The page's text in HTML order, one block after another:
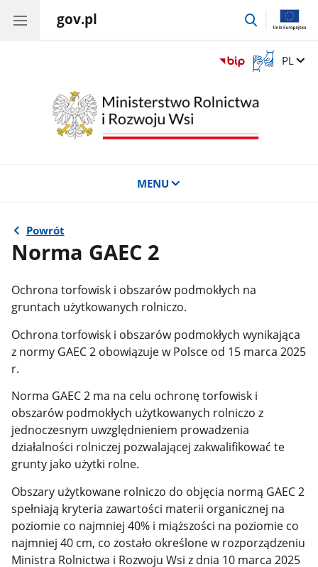
gov.pl
przejdź
Otwórz
okno
tłumaczem
migowego
Zmień
PL
MENU
Powrót
Norma GAEC 2
Ochrona torfowisk i obszarów podmokłych na
gruntach użytkowanych rolniczo.
Ochrona torfowisk i obszarów podmokłych wynikająca
z normy GAEC 2 obowiązuje w Polsce od 15 marca 2025
r.
Norma GAEC 2 ma na celu ochronę torfowisk i
obszarów podmokłych użytkowanych rolniczo z
jednoczesnym uwzględnieniem prowadzenia
działalności rolniczej pozwalającej zakwalifikować te
grunty jako użytki rolne.
Obszary użytkowane rolniczo do objęcia normą GAEC 2
spełniają kryteria zawartości materii organicznej na
poziomie co najmniej 40% i miąższości na poziomie co
najmniej 40 cm, co zostało określone w rozporządzeniu
Ministra Rolnictwa i Rozwoju Wsi z dnia 10 marca 2025